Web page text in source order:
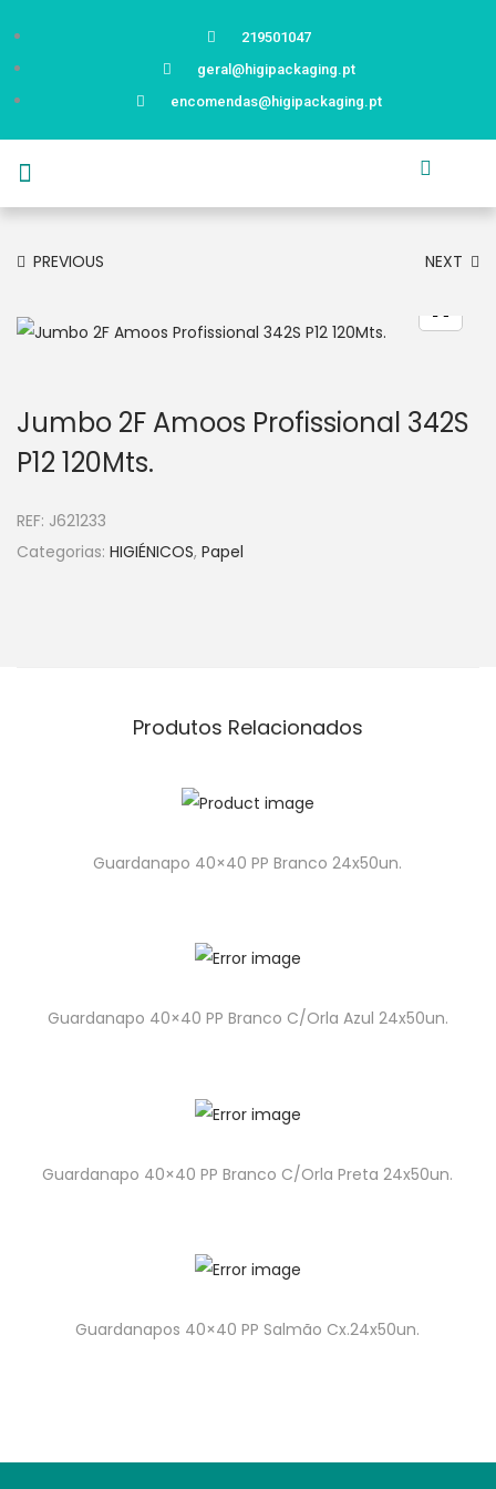
219501047
geral@higipackaging.pt
encomendas@higipackaging.pt
PREVIOUS NEXT
Jumbo 2F Amoos Profissional 342S
P12 120Mts.
REF: J621233
Categorias: HIGIÉNICOS, Papel
Produtos Relacionados
Guardanapo 40×40 PP Branco 24x50un.
Guardanapo 40×40 PP Branco C/Orla Azul 24x50un.
Guardanapo 40×40 PP Branco C/Orla Preta 24x50un.
Guardanapos 40×40 PP Salmão Cx.24x50un.